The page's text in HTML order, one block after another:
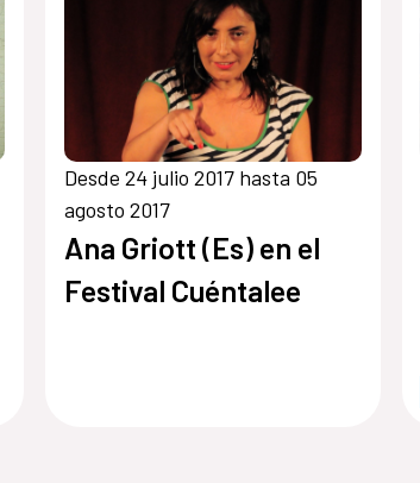
Desde 24 julio 2017 hasta 05
agosto 2017
Ana Griott (Es) en el
Festival Cuéntalee